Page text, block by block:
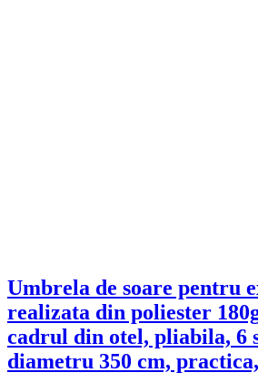
Umbrela de soare pentru
realizata din poliester
cadrul din otel, pliabila, 6
diametru 350 cm,